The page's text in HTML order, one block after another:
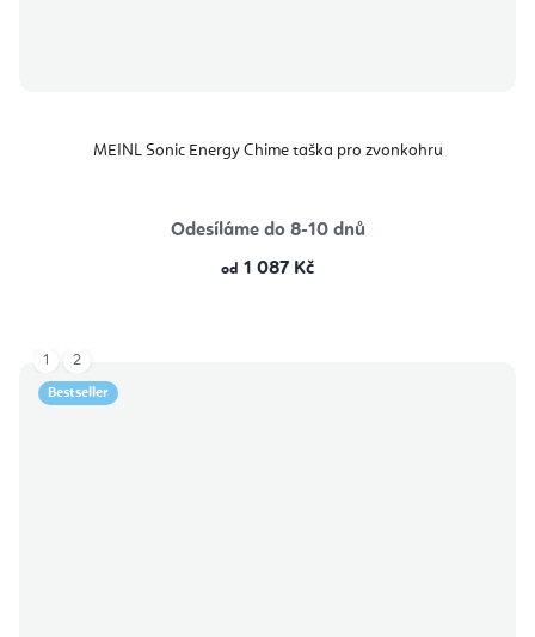
MEINL Sonic Energy Chime taška pro zvonkohru
Odesíláme do 8-10 dnů
od 1 087 Kč
Bestseller
1 2